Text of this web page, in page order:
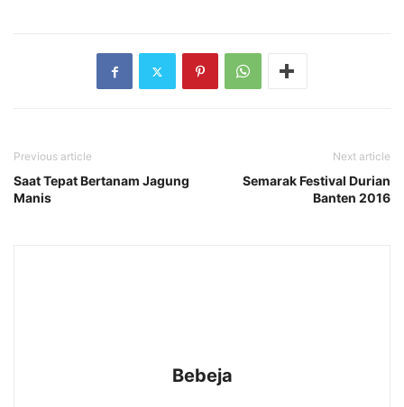
Previous article
Saat Tepat Bertanam Jagung
Manis
Next article
Semarak Festival Durian
Banten 2016
Bebeja